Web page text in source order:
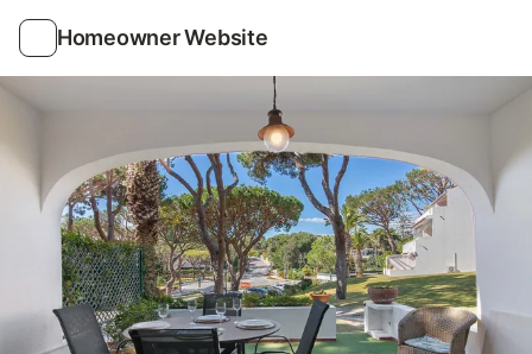
Homeowner Website
Bilder Ausstattung Bewertungen